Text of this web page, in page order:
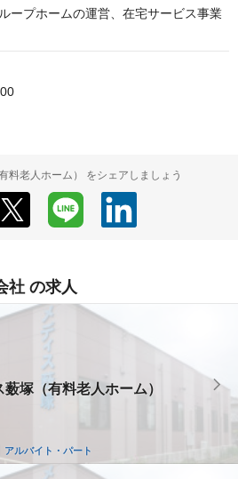
ープホームの運営、在宅サービス事業
料老人ホーム） をシェアしましょう
社 の求人
塚（有料老人ホーム）
アルバイト・パート